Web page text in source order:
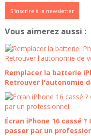
S'inscrire à la newsletter
Vous aimerez aussi :
Remplacer la batterie
Retrouver l'autonomie
Écran iPhone 16 cassé
passer par un